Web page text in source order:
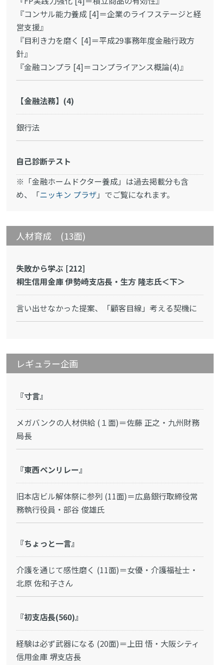
『コンサル能力養成 [4]＝企業のライフステージと経
営支援』
『目利き力を磨く [4]＝平成29事務年度金融行政方
針』
『金融コンプラ [4]＝コンプライアンス概論(4)』
【金融法務】(4)
銀行法
自己診断テスト
※「金融ホームドクター養成」は過去掲載分も含
め、「ニッキン プラザ 」でご覧になれます。
人材育成 (13面)
失敗から学ぶ [212]
桐生信用金庫 伊勢崎支店長・生方 隆志氏＜下＞
言い出せなかった提案、「顧客目線」考える契機に
レギュラー企画
『寸言』
メガバンクの人材供給 (１面)＝佐藤 正之・九州財務
局長
『東西ペンリレー』
旧本店ビル解体祭に参列 (11面)＝広島銀行取締役常
務執行役員・部谷 俊雄氏
『ちょっと一言』
介護を通じて感性磨く (11面)＝女優・介護福祉士・
北原 佐和子さん
『初支店長(560)』
経験は必ず武器になる (20面)＝上田 悟・大阪シティ
信用金庫 堺支店長